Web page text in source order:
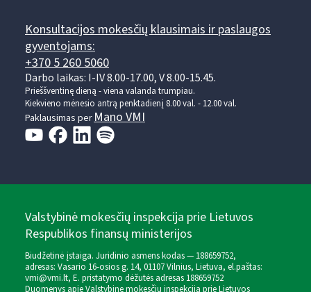
Konsultacijos mokesčių klausimais ir paslaugos
gyventojams:
+370 5 260 5060
Darbo laikas: I-IV 8.00-17.00, V 8.00-15.45.
Prieššventinę dieną - viena valanda trumpiau.
Kiekvieno mėnesio antrą penktadienį 8.00 val. - 12.00 val.
Paklausimas perMano VMI
Valstybinė mokesčių inspekcija prie Lietuvos
Respublikos finansų ministerijos
Biudžetinė įstaiga. Juridinio asmens kodas — 188659752,
adresas: Vasario 16-osios g. 14, 01107 Vilnius, Lietuva, el.paštas:
vmi@vmi.lt, E. pristatymo dėžutės adresas 188659752
Duomenys apie Valstybinę mokesčių inspekciją prie Lietuvos